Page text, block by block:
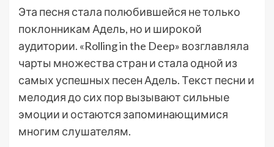
Эта песня стала полюбившейся не только
поклонникам Адель, но и широкой
аудитории. «Rolling in the Deep» возглавляла
чарты множества стран и стала одной из
самых успешных песен Адель. Текст песни и
мелодия до сих пор вызывают сильные
эмоции и остаются запоминающимися
многим слушателям.